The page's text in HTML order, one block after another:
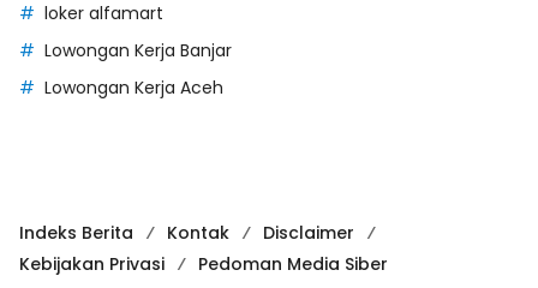
loker alfamart
Lowongan Kerja Banjar
Lowongan Kerja Aceh
Indeks Berita Kontak
Disclaimer
Kebijakan Privasi
Pedoman Media Siber